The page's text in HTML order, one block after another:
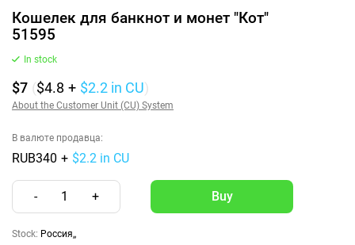
Кошелек для банкнот и монет "Кот"
51595
In stock
$7 ($4.8 + $2.2 in CU)
About the Customer Unit (CU) System
В валюте продавца:
RUB340 + $2.2 in CU
- 1 +
Stock: Россия,,